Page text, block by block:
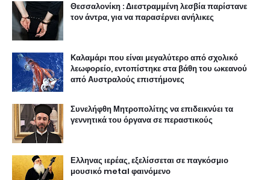
Θεσσαλονίκη : Διεστραμμένη λεσβία παρίστανε
τον άντρα, για να παρασέρνει ανήλικες
Καλαμάρι που είναι μεγαλύτερο από σχολικό
λεωφορείο, εντοπίστηκε στα βάθη του ωκεανού
από Αυστραλούς επιστήμονες
Συνελήφθη Μητροπολίτης να επιδεικνύει τα
γεννητικά του όργανα σε περαστικούς
Ελληνας ιερέας, εξελίσσεται σε παγκόσμιο
μουσικό metal φαινόμενο